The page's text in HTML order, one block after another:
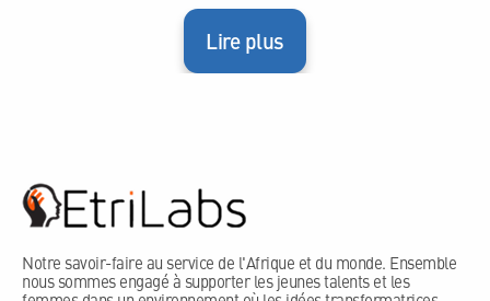
Lire plus
Notre savoir-faire au service de l'Afrique et du monde. Ensemble
nous sommes engagé à supporter les jeunes talents et les